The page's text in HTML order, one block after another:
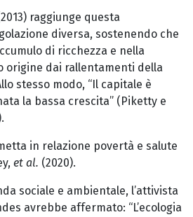
raggiunge questa
diversa, sostenendo che
di ricchezza e nella
origine dai rallentamenti della
stesso modo, “Il capitale è
la bassa crescita” (Piketty e
in relazione povertà e salute
et al. (2020).
sociale e ambientale, l’attivista
avrebbe affermato: “L’ecologia